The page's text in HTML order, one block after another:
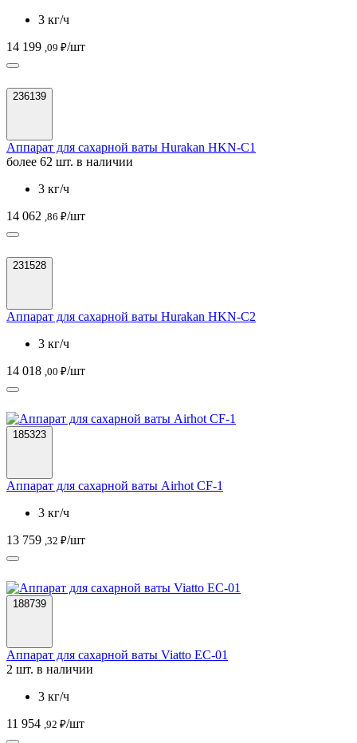
3 кг/ч
14 199 ,09 ₽/шт
236139
Аппарат для сахарной ваты Hurakan HKN-C1
более 62 шт. в наличии
3 кг/ч
14 062 ,86 ₽/шт
231528
Аппарат для сахарной ваты Hurakan HKN-C2
3 кг/ч
14 018 ,00 ₽/шт
185323
Аппарат для сахарной ваты Airhot CF-1
3 кг/ч
13 759 ,32 ₽/шт
188739
Аппарат для сахарной ваты Viatto EC-01
2 шт. в наличии
3 кг/ч
11 954 ,92 ₽/шт